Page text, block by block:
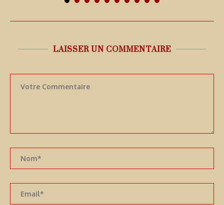
LAISSER UN COMMENTAIRE